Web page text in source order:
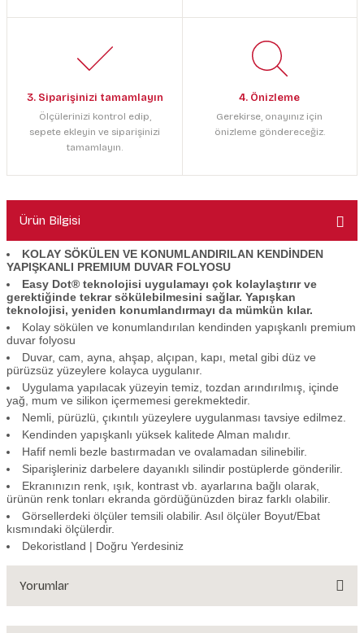
3. Siparişinizi tamamlayın
Ölçülerinizi kontrol edip,
sepete ekleyin ve siparişinizi
tamamlayın.
4. Önizleme
Gerekirse, onayınız için
önizleme göndereceğiz.
Ürün Bilgisi
KOLAY SÖKÜLEN VE KONUMLANDIRILAN KENDİNDEN
YAPIŞKANLI PREMIUM DUVAR FOLYOSU
Easy Dot® teknolojisi uygulamayı çok kolaylaştırır ve
gerektiğinde tekrar sökülebilmesini sağlar. Yapışkan
teknolojisi, yeniden konumlandırmayı da mümkün kılar.
Kolay sökülen ve konumlandırılan kendinden yapışkanlı premium
duvar folyosu
Duvar, cam, ayna, ahşap, alçıpan, kapı, metal gibi düz ve
pürüzsüz yüzeylere kolayca uygulanır.
Uygulama yapılacak yüzeyin temiz, tozdan arındırılmış, içinde
yağ, mum ve silikon içermemesi gerekmektedir.
Nemli, pürüzlü, çıkıntılı yüzeylere uygulanması tavsiye edilmez.
Kendinden yapışkanlı yüksek kalitede Alman malıdır.
Hafif nemli bezle bastırmadan ve ovalamadan silinebilir.
Siparişleriniz darbelere dayanıklı silindir postüplerde gönderilir.
Ekranınızın renk, ışık, kontrast vb. ayarlarına bağlı olarak,
ürünün renk tonları ekranda gördüğünüzden biraz farklı olabilir.
Görsellerdeki ölçüler temsili olabilir. Asıl ölçüler Boyut/Ebat
kısmındaki ölçülerdir.
Dekoristland | Doğru Yerdesiniz
Yorumlar